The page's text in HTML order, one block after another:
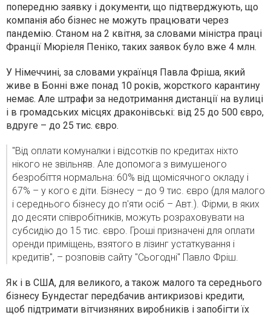
попередню заявку і документи, що підтверджують, що
компанія або бізнес не можуть працювати через
пандемію. Станом на 2 квітня, за словами міністра праці
Франції Мюріеля Пеніко, таких заявок було вже 4 млн.
У Німеччині, за словами українця Павла Фріша, який
живе в Бонні вже понад 10 років, жорсткого карантину
немає. Але штрафи за недотримання дистанції на вулиці
і в громадських місцях драконівські: від 25 до 500 євро,
вдруге – до 25 тис. євро.
"Від оплати комуналки і відсотків по кредитах ніхто
нікого не звільняв. Але допомога з вимушеного
безробіття нормальна: 60% від щомісячного окладу і
67% – у кого є діти. Бізнесу – до 9 тис. євро (для малого
і середнього бізнесу до п'яти осіб – Авт.). Фірми, в яких
до десяти співробітників, можуть розраховувати на
субсидію до 15 тис. євро. Гроші призначені для оплати
оренди приміщень, взятого в лізинг устаткування і
кредитів", – розповів сайту "Сьогодні" Павло Фріш.
Як і в США, для великого, а також малого та середнього
бізнесу Бундестаг передбачив антикризові кредити,
щоб підтримати вітчизняних виробників і запобігти їх